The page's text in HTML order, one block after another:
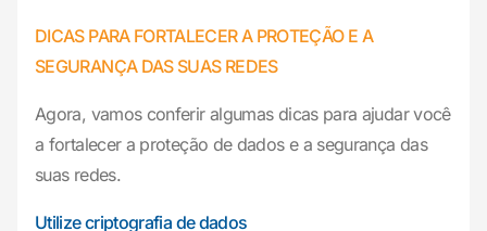
DICAS PARA FORTALECER A PROTEÇÃO E A
SEGURANÇA DAS SUAS REDES
Agora, vamos conferir algumas dicas para ajudar você
a fortalecer a proteção de dados e a segurança das
suas redes.
Utilize criptografia de dados